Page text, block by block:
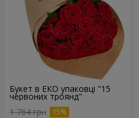
Букет в ЕКО упаковці "15
червоних троянд"
1 764 грн